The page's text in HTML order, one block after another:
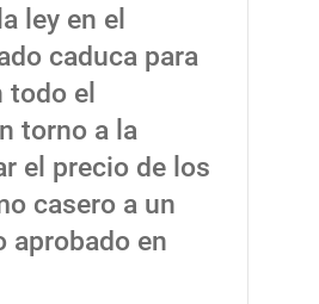
ley en el
caduca para
el
torno a la
el precio de los
casero a un
aprobado en